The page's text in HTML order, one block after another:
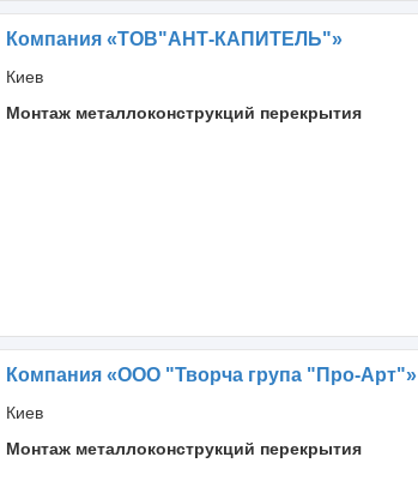
Компания «ТОВ"АНТ-КАПИТЕЛЬ"»
Киев
Монтаж металлоконструкций перекрытия
Компания «ООО "Творча група "Про-Арт"»
Киев
Монтаж металлоконструкций перекрытия